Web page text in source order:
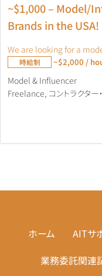
~$1,000 – Model/
Brands in the
We are looking for a
時給制 ~$2,000 /
Model & Influencer
Freelance コントラクター
ホーム AITサ
業務委託関連